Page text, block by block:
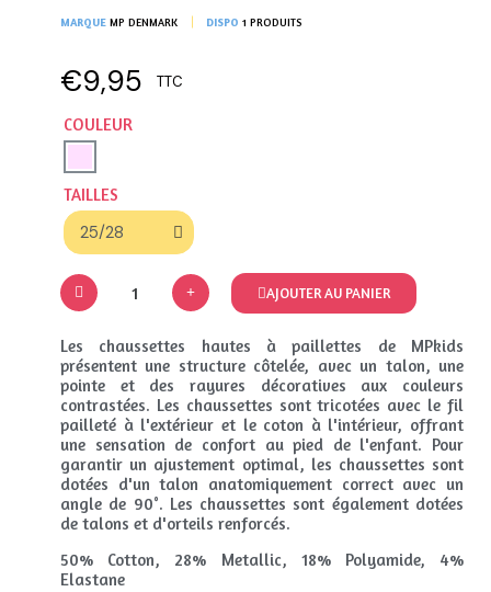
MARQUE MP DENMARK DISPO 1 PRODUITS
€9,95 TTC
COULEUR
TAILLES
AJOUTER AU PANIER
Les chaussettes hautes à paillettes de MPkids
présentent une structure côtelée, avec un talon, une
pointe et des rayures décoratives aux couleurs
contrastées. Les chaussettes sont tricotées avec le fil
pailleté à l'extérieur et le coton à l'intérieur, offrant
une sensation de confort au pied de l'enfant. Pour
garantir un ajustement optimal, les chaussettes sont
dotées d'un talon anatomiquement correct avec un
angle de 90°. Les chaussettes sont également dotées
de talons et d'orteils renforcés.
50% Cotton, 28% Metallic, 18% Polyamide, 4%
Elastane